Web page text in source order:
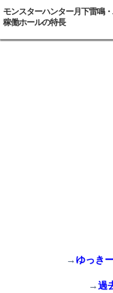
モンスターハンター月下雷鳴
稼働ホールの特長
→ ゆっき
→過